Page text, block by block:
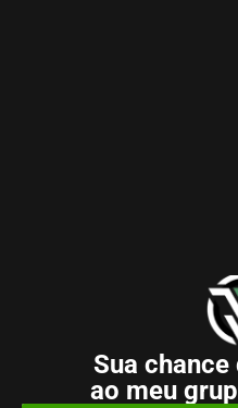
Sua
ao meu